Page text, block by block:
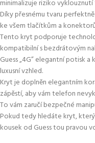
minimalizuje riziko
Díky přesnému tvaru
ke všem tlačítkům a
Tento kryt podporuje
kompatibilní s bezdrátovým
Guess „4G” elegantní potisk
luxusní vzhled.
Kryt je doplněn elegantním
zápěstí, aby vám telefon
To vám zaručí bezpečné
Pokud tedy hledáte kryt,
kousek od Guess tou pravou